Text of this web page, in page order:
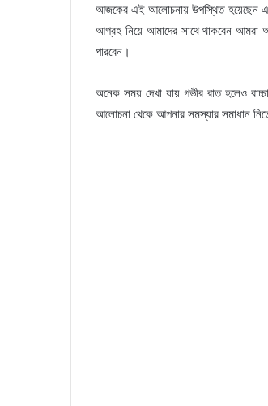
আজকের এই আলোচনায় উপস্থিত হয়েছেন
আগ্রহ নিয়ে আমাদের সাথে থাকবেন আমরা
পারবেন।
অনেক সময় দেখা যায় গভীর রাত হলেও
আলোচনা থেকে আপনার সমস্যার সমাধান